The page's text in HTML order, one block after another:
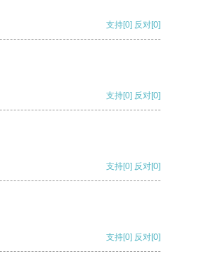
支持[0] 反对[0]
支持[0] 反对[0]
支持[0] 反对[0]
支持[0] 反对[0]